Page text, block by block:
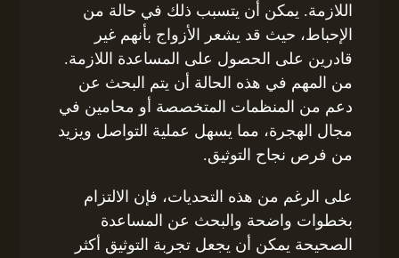
اللازمة. يمكن أن يتسبب ذلك في حالة من
الإحباط، حيث قد يشعر الأزواج بأنهم غير
قادرين على الحصول على المساعدة اللازمة.
من المهم في هذه الحالة أن يتم البحث عن
دعم من المنظمات المتخصصة أو محامين في
مجال الهجرة، مما يسهل عملية التواصل ويزيد
من فرص نجاح التوثيق.
على الرغم من هذه التحديات، فإن الالتزام
بخطوات واضحة والبحث عن المساعدة
الصحيحة يمكن أن يجعل تجربة التوثيق أكثر